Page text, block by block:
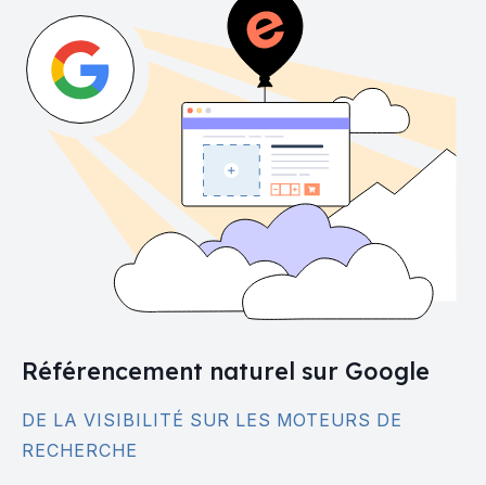
Référencement naturel sur Google
DE LA VISIBILITÉ SUR LES MOTEURS DE
RECHERCHE